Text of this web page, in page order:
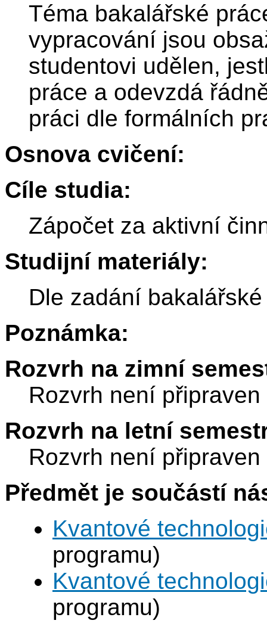
Téma bakalářské
vypracování jsou
studentovi udělen,
práce a odevzdá
práci dle formálních
Osnova cvičení:
Cíle studia:
Zápočet za aktivní
Studijní materiály:
Dle zadání
Poznámka:
Rozvrh na zimní
Rozvrh není připraven
Rozvrh na letní
Rozvrh není připraven
Předmět je součástí
Kvantové
programu)
Kvantové
programu)